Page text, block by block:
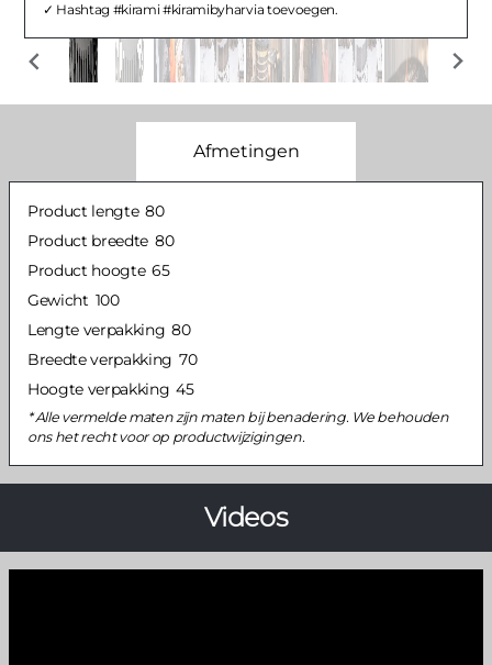
Hashtag #kirami #kiramibyharvia toevoegen.
Afmetingen
Product lengte 80
Product breedte 80
Product hoogte 65
Gewicht 100
Lengte verpakking 80
Breedte verpakking 70
Hoogte verpakking 45
Alle vermelde maten zijn maten bij benadering. We behouden
ons het recht voor op productwijzigingen.
Videos